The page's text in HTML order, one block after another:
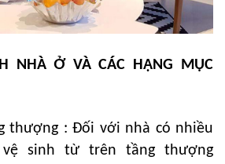
NHÀ Ở VÀ CÁC HẠNG MỤC
thượng : Đối với nhà có nhiều
sinh từ trên tầng thượng